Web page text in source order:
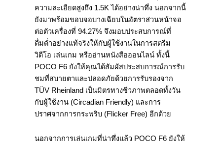
ความละเอียดสูงถึง 1.5K ได้อย่างน่าทึ่ง นอกจากนี้
ยังมาพร้อมขอบจอบางเฉียบในอัตราส่วนหน้าจอ
ต่อตัวเครื่องที่ 94.27% จึงมอบประสบการณ์ที่
ดื่มด่ำอย่างแท้จริงให้กับผู้ใช้งานในการสตรีม
วิดีโอ เล่นเกม หรืออ่านหนังสือออนไลน์ ทั้งนี้
POCO F6 ยังให้คุณได้สัมผัสประสบการณ์การรับ
ชมที่สบายตาและปลอดภัยด้วยการรับรองจาก
TÜV Rheinland เป็นมิตรทางชีวภาพตลอดทั้งวัน
กับผู้ใช้งาน (Circadian Friendly) และการ
ปราศจากการกระพริบ (Flicker Free) อีกด้วย
นอกจากการเล่นเกมที่น่าทึ่งแล้ว POCO F6 ยังให้